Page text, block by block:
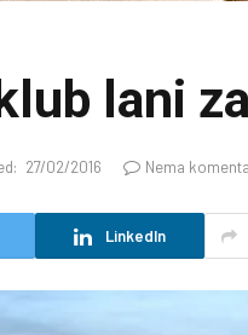
lani
27/02/2016 Nema
LinkedIn